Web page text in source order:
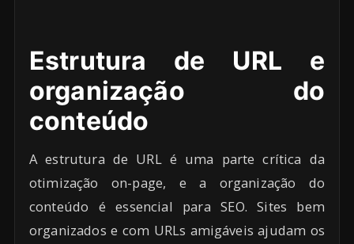
Estrutura de URL e
organização do
conteúdo
A estrutura de URL é uma parte crítica da
otimização on-page, e a organização do
conteúdo é essencial para SEO. Sites bem
organizados e com URLs amigáveis ajudam os